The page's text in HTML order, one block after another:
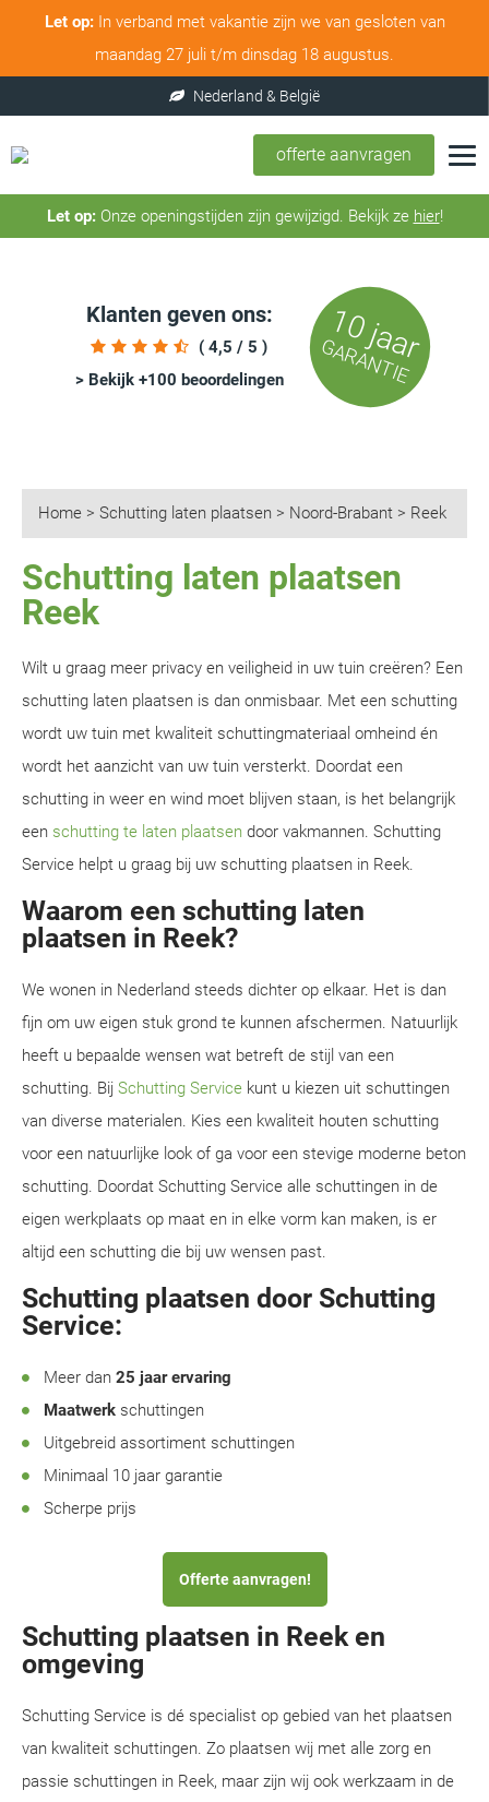
Let op:In verband met vakantie zijn we van gesloten van
maandag 27 juli t/m dinsdag 18 augustus.
offerte aanvragen
Let op:Onze openingstijden zijn gewijzigd. Bekijk ze hier!
Klanten geven ons:
( 4,5 / 5 )
> Bekijk +100 beoordelingen
10 jaar
GARANTIE
Home > Schutting laten plaatsen > Noord-Brabant > Reek
Schutting laten plaatsen
Reek
Wilt u graag meer privacy en veiligheid in uw tuin creëren? Een
schutting laten plaatsen is dan onmisbaar. Met een schutting
wordt uw tuin met kwaliteit schuttingmateriaal omheind én
wordt het aanzicht van uw tuin versterkt. Doordat een
schutting in weer en wind moet blijven staan, is het belangrijk
een schutting te laten plaatsen door vakmannen. Schutting
Service helpt u graag bij uw schutting plaatsen in Reek.
Waarom een schutting laten
plaatsen in Reek?
We wonen in Nederland steeds dichter op elkaar. Het is dan
fijn om uw eigen stuk grond te kunnen afschermen. Natuurlijk
heeft u bepaalde wensen wat betreft de stijl van een
schutting. Bij Schutting Service kunt u kiezen uit schuttingen
van diverse materialen. Kies een kwaliteit houten schutting
voor een natuurlijke look of ga voor een stevige moderne beton
schutting. Doordat Schutting Service alle schuttingen in de
eigen werkplaats op maat en in elke vorm kan maken, is er
altijd een schutting die bij uw wensen past.
Schutting plaatsen door Schutting
Service:
Meer dan 25 jaar ervaring
Maatwerk schuttingen
Uitgebreid assortiment schuttingen
Minimaal 10 jaar garantie
Scherpe prijs
Offerte aanvragen!
Schutting plaatsen in Reek en
omgeving
Schutting Service is dé specialist op gebied van het plaatsen
van kwaliteit schuttingen. Zo plaatsen wij met alle zorg en
passie schuttingen in Reek, maar zijn wij ook werkzaam in de